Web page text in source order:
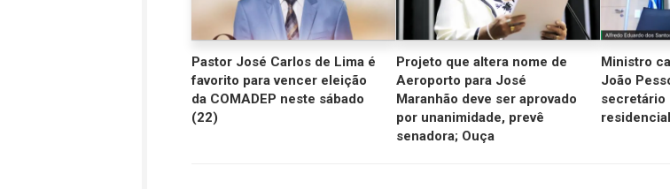
Pastor José Carlos de Lima é
favorito para vencer eleição
da COMADEP neste sábado
(22)
Projeto que altera nome de
Aeroporto para José
Maranhão deve ser aprovado
por unanimidade, prevê
senadora; Ouça
Ministro
João
secretário